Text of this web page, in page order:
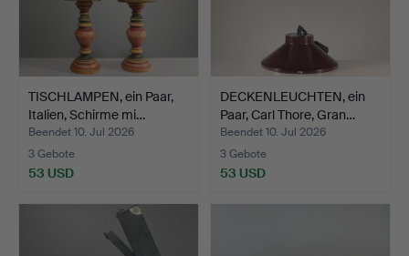
TISCHLAMPEN, ein Paar,
Italien, Schirme mi…
Beendet 10. Jul 2026
3 Gebote
53 USD
DECKENLEUCHTEN, ein
Paar, Carl Thore, Gran…
Beendet 10. Jul 2026
3 Gebote
53 USD